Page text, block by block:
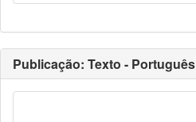
Publicação: Texto - Português